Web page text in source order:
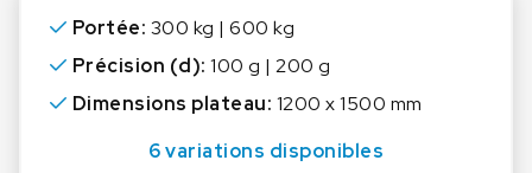
Portée: 300 kg | 600 kg
Précision (d): 100 g | 200 g
Dimensions plateau: 1200 x 1500 mm
6 variations disponibles